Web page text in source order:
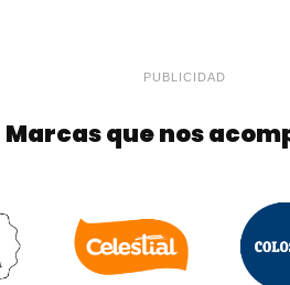
PUBLICIDAD
Marcas que nos